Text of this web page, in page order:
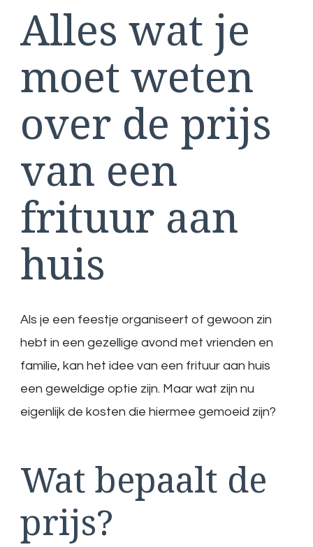
Alles wat je
moet weten
over de prijs
van een
frituur aan
huis
Als je een feestje organiseert of gewoon zin
hebt in een gezellige avond met vrienden en
familie, kan het idee van een frituur aan huis
een geweldige optie zijn. Maar wat zijn nu
eigenlijk de kosten die hiermee gemoeid zijn?
Wat bepaalt de
prijs?